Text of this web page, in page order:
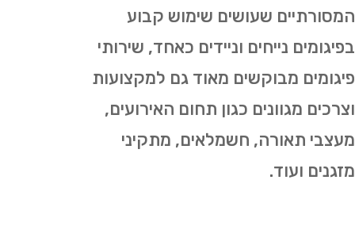
המסורתיים שעושים שימוש קבוע
בפיגומים נייחים וניידים כאחד, שירותי
פיגומים מבוקשים מאוד גם למקצועות
וצרכים מגוונים כגון תחום האירועים,
מעצבי תאורה, חשמלאים, מתקיני
מזגנים ועוד.